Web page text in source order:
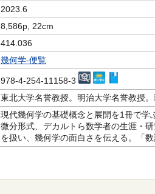
2023.6
8,586p, 22cm
414.036
幾何学-便覧
978-4-254-11158-3
東北大学名誉教授。明治大学名誉教授
現代幾何学の基礎概念と展開を1冊で
微分形式、デカルトら数学者の生涯・
を扱い、幾何学の面白さを伝える。「